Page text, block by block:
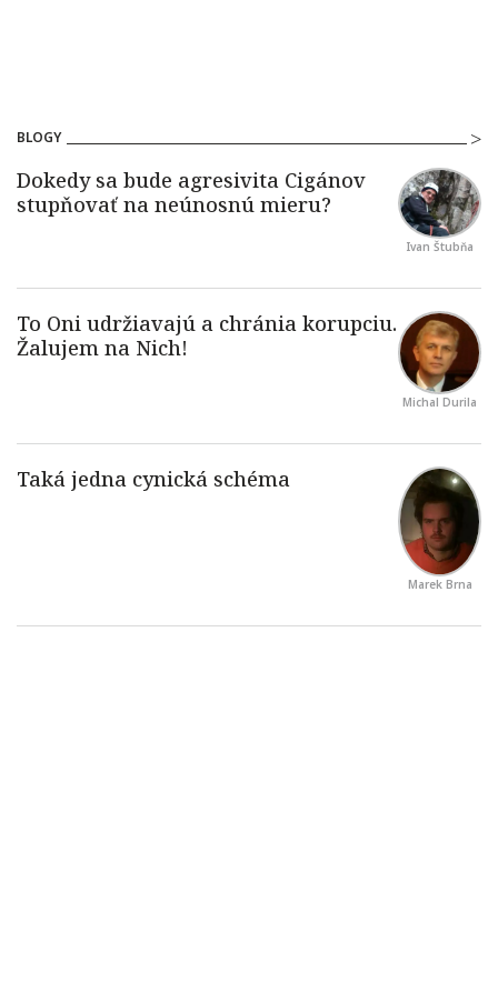
BLOGY
Ivan Štubňa
Michal Durila
Marek Brna